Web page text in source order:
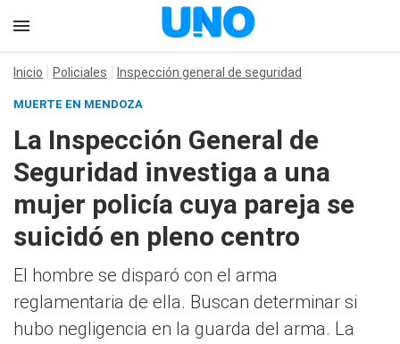
Inicio Policiales Inspección general de seguridad
MUERTE EN MENDOZA
La Inspección General de
Seguridad investiga a una
mujer policía cuya pareja se
suicidó en pleno centro
El hombre se disparó con el arma
reglamentaria de ella. Buscan determinar si
hubo negligencia en la guarda del arma. La